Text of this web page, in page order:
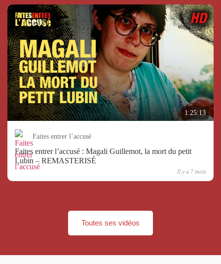
1:25:13
Faites entrer l’accusé
Faites entrer l’accusé : Magali Guillemot, la mort du petit
Lubin – REMASTERISÉ
Il y a 7 mois
Toutes ses vidéos